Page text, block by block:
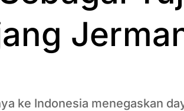
ke Indonesia menegaskan